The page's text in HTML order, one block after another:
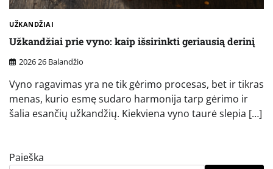
UŽKANDŽIAI
Užkandžiai prie vyno: kaip išsirinkti geriausią derinį
2026 26 Balandžio
Vyno ragavimas yra ne tik gėrimo procesas, bet ir tikras
menas, kurio esmę sudaro harmonija tarp gėrimo ir
šalia esančių užkandžių. Kiekviena vyno taurė slepia […]
Paieška